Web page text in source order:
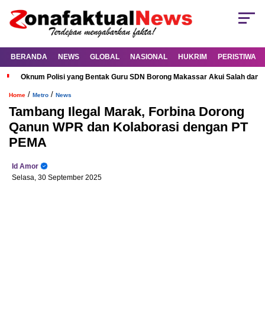
BERANDA NEWS GLOBAL NASIONAL HUKRIM PERISTIWA
Oknum Polisi yang Bentak Guru SDN Borong Makassar Akui Salah dan
Home / Metro / News
Tambang Ilegal Marak, Forbina Dorong
Qanun WPR dan Kolaborasi dengan PT
PEMA
Id Amor
Selasa, 30 September 2025